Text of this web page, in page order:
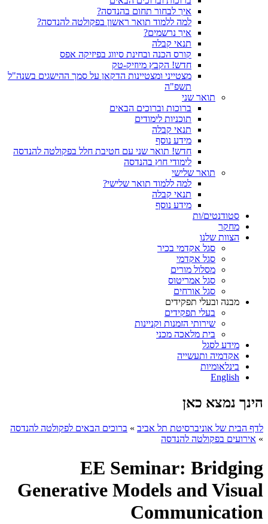
איך לבחור תחום בהנדסה?
למה ללמוד תואר ראשון בפקולטה להנדסה?
איך נרשמים?
תנאי קבלה
קורס הכנה ובחינת סיווג בפיזיקה אפס
חדש! הקבץ מיוזיק-טק
מצטייני ומצטיינות הדקאן על סמך ההישגים בשנה"ל
תשפ"ה
תואר שני
ברוכות וברוכים הבאים
תוכניות לימודים
תנאי קבלה
מידע נוסף
חדש! תואר שני עם חטיבת חלל בפקולטה להנדסה
לימודי חוץ בהנדסה
תואר שלישי
למה ללמוד תואר שלישי?
תנאי קבלה
מידע נוסף
סטודנטים/ות
מחקר
הצוות שלנו
סגל אקדמי בכיר
סגל אקדמי
מסלול מורים
סגל אמריטוס
סגל אורחים
מבנה ובעלי תפקידים
בעלי תפקידים
שירותי הזמנות וקניינות
בית מלאכה מכני
מידע לסגל
אקדמיה ותעשייה
בינלאומיות
English
הינך נמצא כאן
לדף הבית של אוניברסיטת תל אביב » ברוכים הבאים לפקולטה להנדסה
» אירועים בפקולטה להנדסה
EE Seminar: Bridging
Generative Models and Visual
Communication